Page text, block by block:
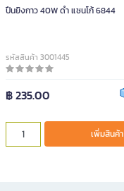
ปืนยิงกาว 40W ดำ แซนโก้ 6844
รหัสสินค้า 3001445
฿ 235.00
เพิ่มสินค้า